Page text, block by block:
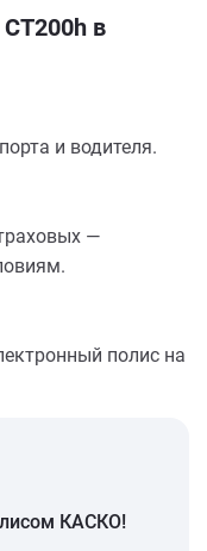
в
и водителя.
—
полис на
КАСКО!